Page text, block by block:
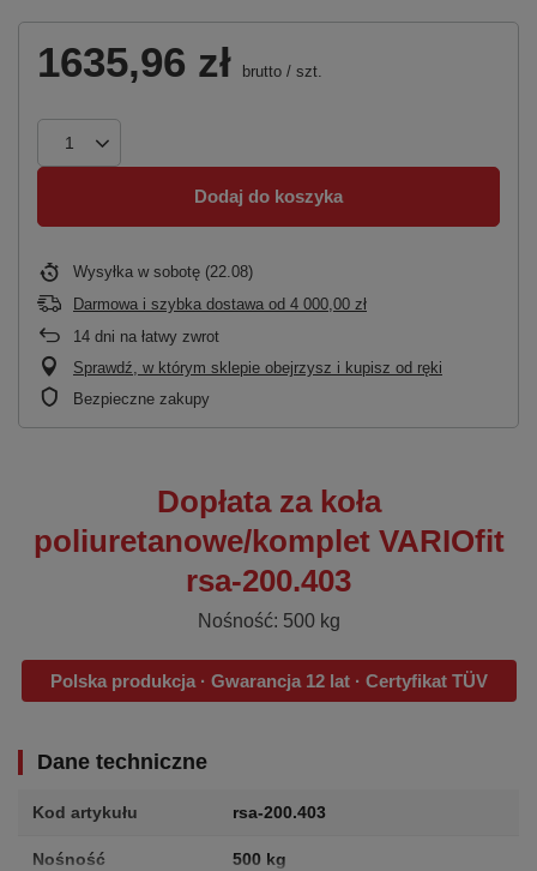
1635,96 zł brutto / szt.
Dodaj do koszyka
Wysyłka w sobotę (22.08)
Darmowa i szybka dostawa od 4 000,00 zł
14 dni na łatwy zwrot
Sprawdź, w którym sklepie obejrzysz i kupisz od ręki
Bezpieczne zakupy
Dopłata za koła
poliuretanowe/komplet VARIOfit
rsa-200.403
Nośność: 500 kg
Polska produkcja · Gwarancja 12 lat · Certyfikat TÜV
Dane techniczne
Kod artykułu rsa-200.403
Nośność 500 kg